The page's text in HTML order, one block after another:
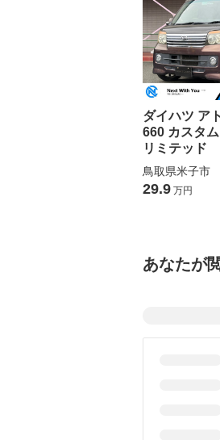
ダイハツ ア
660 カスタ
リミテッド
鳥取県米子市
29.9 万円
あなたが